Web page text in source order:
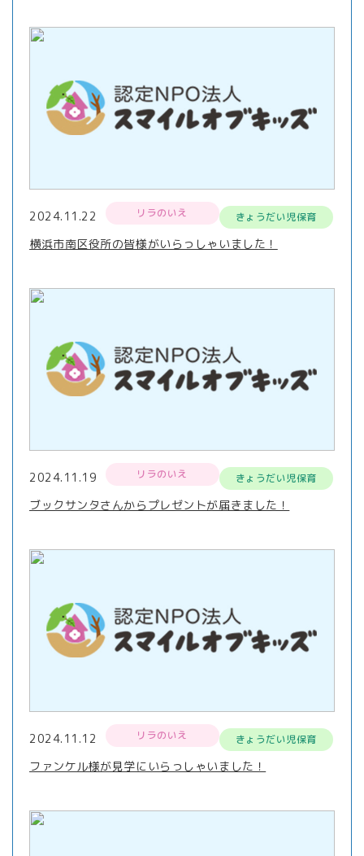
2024.11.22 リラのいえ きょうだい児保育
横浜市南区役所の皆様がいらっしゃいました！
2024.11.19 リラのいえ きょうだい児保育
ブックサンタさんからプレゼントが届きました！
2024.11.12 リラのいえ きょうだい児保育
ファンケル様が見学にいらっしゃいました！